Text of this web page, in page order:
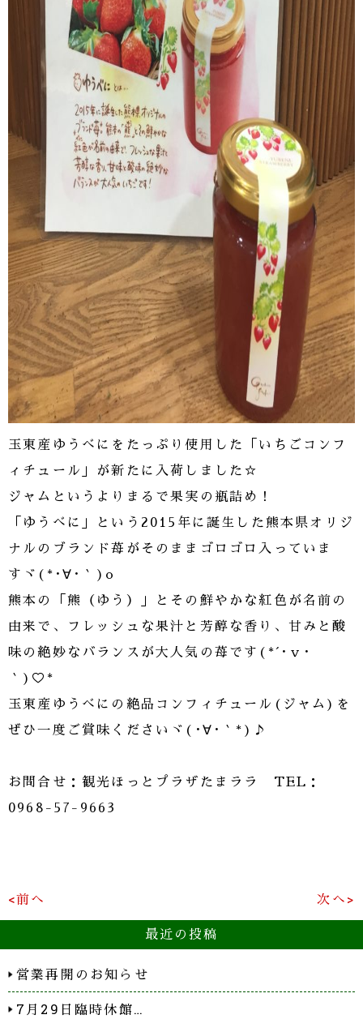
玉東産ゆうべにをたっぷり使用した「いちごコンフ
ィチュール」が新たに入荷しました☆
ジャムというよりまるで果実の瓶詰め！
「ゆうべに」という2015年に誕生した熊本県オリジ
ナルのブランド苺がそのままゴロゴロ入っていま
すヾ(*･∀･｀)o
熊本の「熊（ゆう）」とその鮮やかな紅色が名前の
由来で、フレッシュな果汁と芳醇な香り、甘みと酸
味の絶妙なバランスが大人気の苺です(*´･ｖ･
｀)♡*
玉東産ゆうべにの絶品コンフィチュール(ジャム)を
ぜひ一度ご賞味くださいヾ(･∀･｀*)♪
お問合せ：観光ほっとプラザたまララ TEL：
0968-57-9663
<前へ 次へ>
最近の投稿
営業再開のお知らせ
7月29日臨時休館…